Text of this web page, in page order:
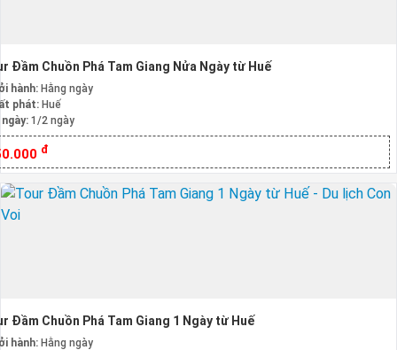
Đầm Chuồn Phá Tam Giang Nửa Ngày từ Huế
hành: Hằng ngày
phát: Huế
1/2 ngày
đ
Đầm Chuồn Phá Tam Giang 1 Ngày từ Huế
hành: Hằng ngày